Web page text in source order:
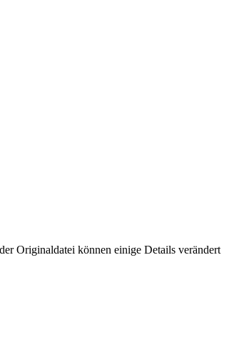
Originaldatei können einige Details verändert